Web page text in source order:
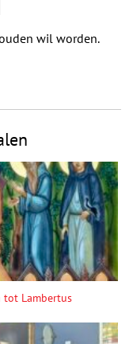
wil worden.
tot Lambertus